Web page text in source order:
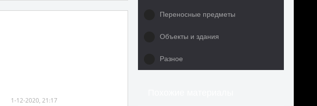
1-12-2020, 21:17
Переносные предметы
Объекты и здания
Разное